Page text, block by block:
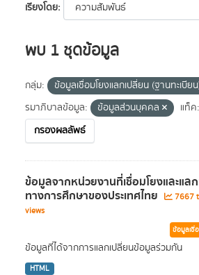
เรียงโดย
พบ 1 ชุดข้อมูล
กลุ่ม: ข้อมูลเชื่อมโยงแลกเปลี่ยน (ฐานทะเบีย
รมาภิบาลข้อมูล:
ข้อมูลส่วนบุคคล แท็ค:
กรองผลลัพธ์
ข้อมูลจากหน่วยงานที่เชื่อมโยงและแล
ทางการศึกษาของประเทศไทย 7667
views
ข้อมูลเชื่
ข้อมูลที่ได้จากการแลกเปลี่ยนข้อมูลร่วมกัน
HTML